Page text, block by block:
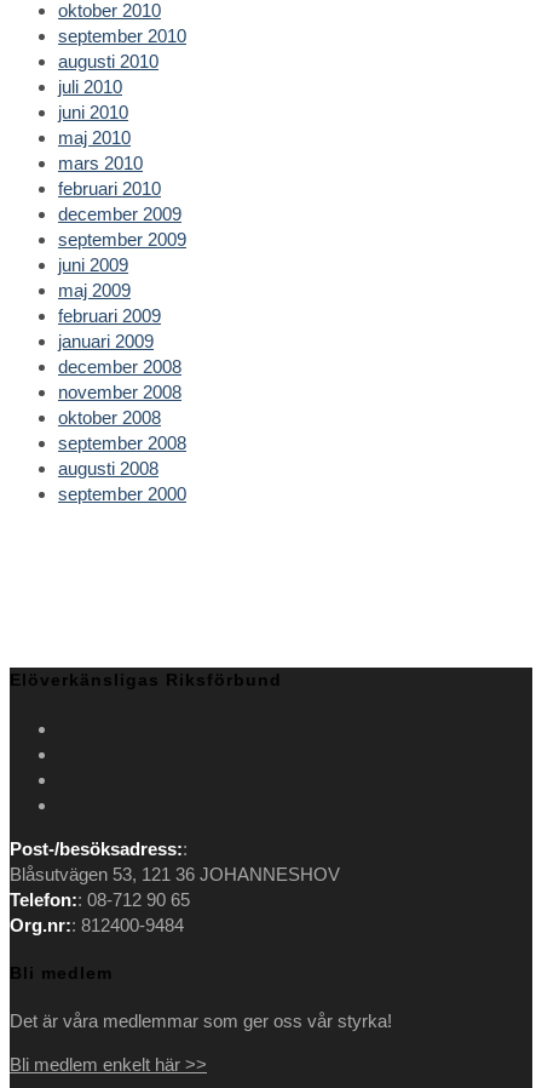
oktober 2010
september 2010
augusti 2010
juli 2010
juni 2010
maj 2010
mars 2010
februari 2010
december 2009
september 2009
juni 2009
maj 2009
februari 2009
januari 2009
december 2008
november 2008
oktober 2008
september 2008
augusti 2008
september 2000
Elöverkänsligas Riksförbund
tab
new
tab
a
new
tab
Post-/besöksadress::
Blåsutvägen 53, 121 36 JOHANNESHOV
Telefon:: 08-712 90 65
Org.nr:: 812400-9484
Bli medlem
Det är våra medlemmar som ger oss vår styrka!
Bli medlem enkelt här >>